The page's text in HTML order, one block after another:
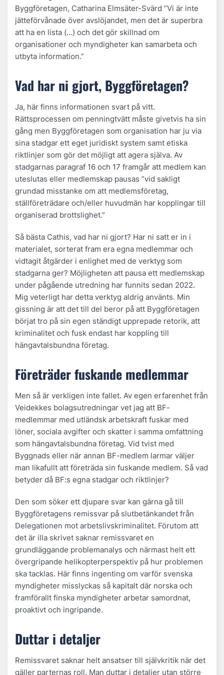
Byggföretagen, Catharina Elmsäter-Svärd ”Vi är inte
jätteförvånade över avslöjandet, men det är superbra
att ha en lista (…) och det gör skillnad om
organisationer och myndigheter kan samarbeta och
utbyta information.”
Vad har ni gjort, Byggföretagen?
Ja, här finns informationen svart på vitt.
Rättsprocessen om penningtvätt måste givetvis ha sin
gång men Byggföretagen som organisation har ju via
sina stadgar ett eget juridiskt system samt etiska
riktlinjer som gör det möjligt att agera själva. Av
stadgarnas paragraf 16 och 17 framgår att medlem kan
uteslutas eller medlemskap pausas ”vid sakligt
grundad misstanke om att medlemsföretag,
ställföreträdare och/eller huvudmän har kopplingar till
organiserad brottslighet.”
Så bästa Cathis, vad har ni gjort? Har ni satt er in i
materialet, sorterat fram era egna medlemmar och
vidtagit åtgärder i enlighet med de verktyg som
stadgarna ger? Möjligheten att pausa ett medlemskap
under pågående utredning har funnits sedan 2022.
Mig veterligt har detta verktyg aldrig använts. Min
gissning är att det till del beror på att Byggföretagen
börjat tro på sin egen ständigt upprepade retorik, att
kriminalitet och fusk endast har koppling till
hängavtalsbundna företag.
Företräder fuskande medlemmar
Men så är verkligen inte fallet. Av egen erfarenhet från
Veidekkes bolagsutredningar vet jag att BF-
medlemmar med utländsk arbetskraft fuskar med
löner, sociala avgifter och skatter i samma omfattning
som hängavtalsbundna företag. Vid tvist med
Byggnads eller när annan BF-medlem larmar väljer
man likafullt att företräda sin fuskande medlem. Så vad
betyder då BF:s egna stadgar och riktlinjer?
Den som söker ett djupare svar kan gärna gå till
Byggföretagens remissvar på slutbetänkandet från
Delegationen mot arbetslivskriminalitet. Förutom att
det är illa skrivet saknar remissvaret en
grundläggande problemanalys och närmast helt ett
övergripande helikopterperspektiv på hur problemen
ska tacklas. Här finns ingenting om varför svenska
myndigheter misslyckas så kapitalt där norska och
framförallt finska myndigheter arbetar samordnat,
proaktivt och ingripande.
Duttar i detaljer
Remissvaret saknar helt ansatser till självkritik när det
gäller parternas roll. Man duttar i detaljer utan större